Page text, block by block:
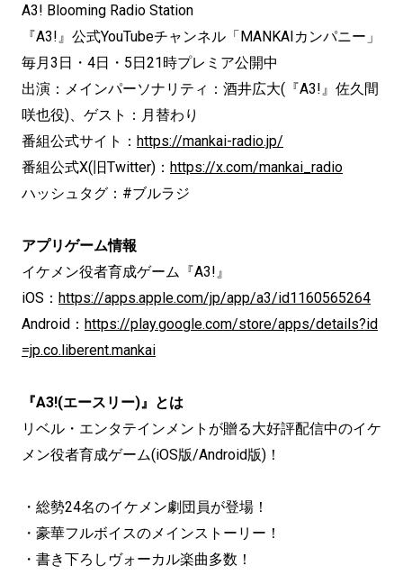
A3! Blooming Radio Station
『A3!』公式YouTubeチャンネル「MANKAIカンパニー」
毎月3日・4日・5日21時プレミア公開中
出演：メインパーソナリティ：酒井広大(『A3!』佐久間
咲也役)、ゲスト：月替わり
番組公式サイト： https://mankai-radio.jp/
番組公式X(旧Twitter)： https://x.com/mankai_radio
ハッシュタグ：#ブルラジ
アプリゲーム情報
イケメン役者育成ゲーム『A3!』
iOS： https://apps.apple.com/jp/app/a3/id1160565264
Android： https://play.google.com/store/apps/details?id
=jp.co.liberent.mankai
『A3!(エースリー)』とは
リベル・エンタテインメントが贈る大好評配信中のイケ
メン役者育成ゲーム(iOS版/Android版)！
・総勢24名のイケメン劇団員が登場！
・豪華フルボイスのメインストーリー！
・書き下ろしヴォーカル楽曲多数！